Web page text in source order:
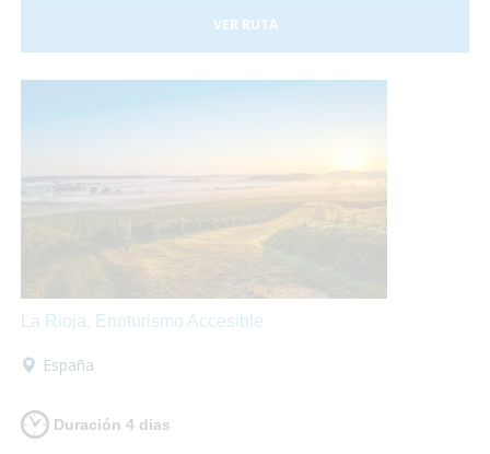
sin sobresaltos. No te lo pierdas!
VER RUTA
La Rioja, Enoturismo Accesible
España
Duración 4 dias